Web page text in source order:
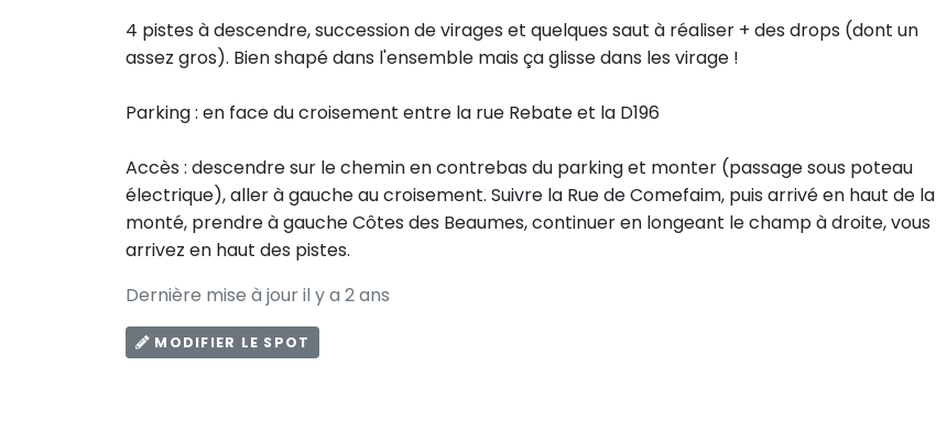
4 pistes à descendre, succession de virages et quelques saut à réaliser + des drops (dont un
assez gros). Bien shapé dans l'ensemble mais ça glisse dans les virage !
Parking : en face du croisement entre la rue Rebate et la D196
Accès : descendre sur le chemin en contrebas du parking et monter (passage sous poteau
électrique), aller à gauche au croisement. Suivre la Rue de Comefaim, puis arrivé en haut de la
monté, prendre à gauche Côtes des Beaumes, continuer en longeant le champ à droite, vous
arrivez en haut des pistes.
Dernière mise à jour il y a 2 ans
MODIFIER LE SPOT